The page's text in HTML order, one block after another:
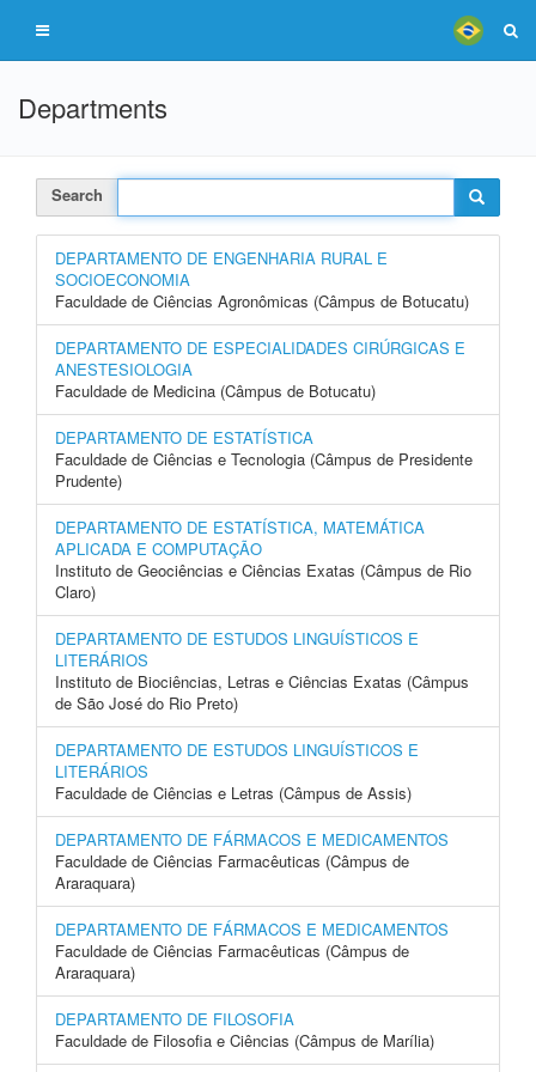
Departments
Search
DEPARTAMENTO DE ENGENHARIA RURAL E
SOCIOECONOMIA
Faculdade de Ciências Agronômicas (Câmpus de Botucatu)
DEPARTAMENTO DE ESPECIALIDADES CIRÚRGICAS E
ANESTESIOLOGIA
Faculdade de Medicina (Câmpus de Botucatu)
DEPARTAMENTO DE ESTATÍSTICA
Faculdade de Ciências e Tecnologia (Câmpus de Presidente
Prudente)
DEPARTAMENTO DE ESTATÍSTICA, MATEMÁTICA
APLICADA E COMPUTAÇÃO
Instituto de Geociências e Ciências Exatas (Câmpus de Rio
Claro)
DEPARTAMENTO DE ESTUDOS LINGUÍSTICOS E
LITERÁRIOS
Instituto de Biociências, Letras e Ciências Exatas (Câmpus
de São José do Rio Preto)
DEPARTAMENTO DE ESTUDOS LINGUÍSTICOS E
LITERÁRIOS
Faculdade de Ciências e Letras (Câmpus de Assis)
DEPARTAMENTO DE FÁRMACOS E MEDICAMENTOS
Faculdade de Ciências Farmacêuticas (Câmpus de
Araraquara)
DEPARTAMENTO DE FÁRMACOS E MEDICAMENTOS
Faculdade de Ciências Farmacêuticas (Câmpus de
Araraquara)
DEPARTAMENTO DE FILOSOFIA
Faculdade de Filosofia e Ciências (Câmpus de Marília)